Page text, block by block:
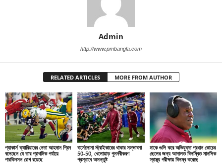
Admin
http://www.pmbangla.com
RELATED ARTICLES MORE FROM AUTHOR
প্যাকার্স ক্যারিয়ারের নেতা আহমান গ্রিন
বলেছেন যে তার প্রাথমিক পর্যায়ে
পারকিনসন রোগ রয়েছে
বার্সেলোনা স্ট্রাইকারের থাকার সম্ভাবনা
50-50, খেলোয়াড় পুনর্নবীকরণ
প্রস্তাবে অসন্তুষ্ট
মাকে গুলি করে অভিযুক্ত প্রধান কোচের
ছেলের জন্য আদালত বিলম্বিত মানসিক
স্বাস্থ্য পরীক্ষায় বিলম্ব করেছে